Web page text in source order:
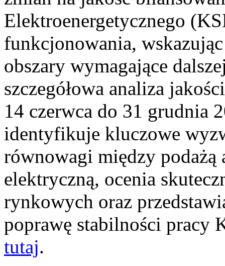
Elektroenergetycznego
funkcjonowania,
obszary wymagające
szczegółowa analiza
14 czerwca do 31 grudnia
identyfikuje kluczowe
równowagi między podażą
elektryczną, ocenia
rynkowych oraz
poprawę stabilności pracy
tutaj.